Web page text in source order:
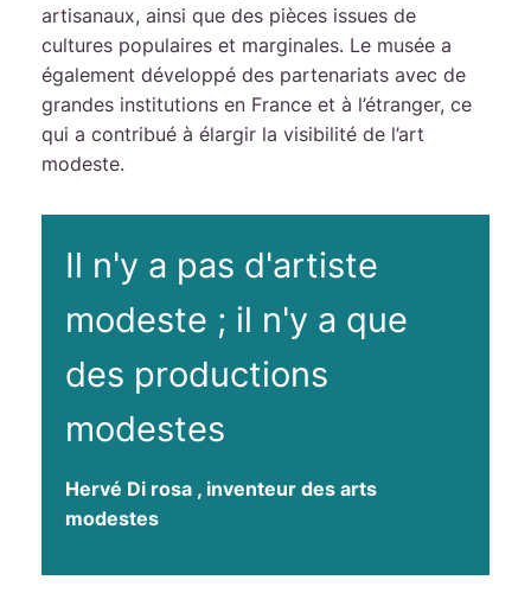
artisanaux, ainsi que des pièces issues de
cultures populaires et marginales. Le musée a
également développé des partenariats avec de
grandes institutions en France et à l’étranger, ce
qui a contribué à élargir la visibilité de l’art
modeste.
Il n'y a pas d'artiste
modeste ; il n'y a que
des productions
modestes
Hervé Di rosa , inventeur des arts
modestes